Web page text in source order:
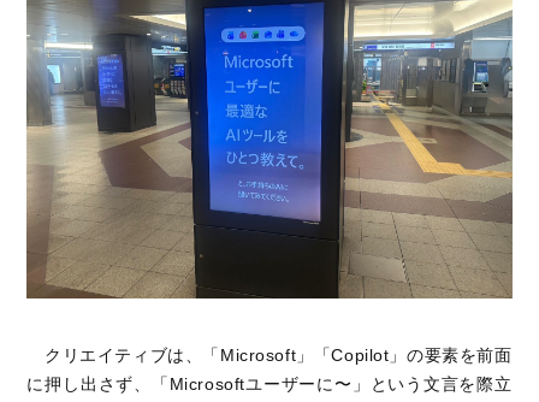
クリエイティブは、「Microsoft」「Copilot」の要素を前面
に押し出さず、「Microsoftユーザーに〜」という文言を際立